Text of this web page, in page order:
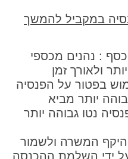
במקביל להמשך
: נהנים מכספי
ולאורך זמן
בפטור על הפנסיה
יותר מביא
נטו גבוהה יותר
המשרה ולשמור
ידי השלמת ההכנסה